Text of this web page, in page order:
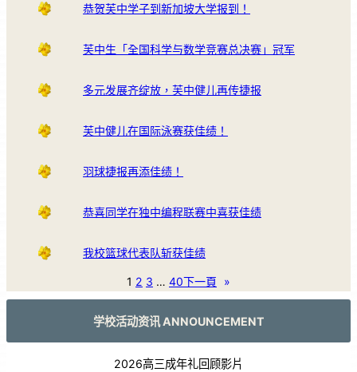
恭贺芙中学子到新加坡大学报到！
芙中生「全国科学与数学竞赛总决赛」冠军
多元发展齐绽放，芙中健儿再传捷报
芙中健儿在国际泳赛获佳绩！
羽球捷报再添佳绩！
恭喜同学在独中编程联赛中喜获佳绩
我校篮球代表队斩获佳绩
1 2 3 … 40下一頁 »
学校活动资讯 ANNOUNCEMENT
2026高三成年礼回顾影片